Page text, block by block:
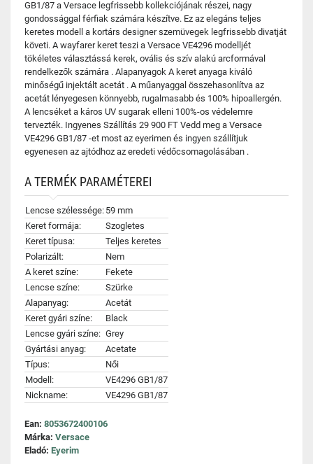
GB1/87 a Versace legfrissebb kollekciójának részei, nagy
gondossággal férfiak számára készítve. Ez az elegáns teljes
keretes modell a kortárs designer szemüvegek legfrissebb divatját
követi. A wayfarer keret teszi a Versace VE4296 modelljét
tökéletes választássá kerek, ovális és szív alakú arcformával
rendelkezők számára . Alapanyagok A keret anyaga kiváló
minőségű injektált acetát . A műanyaggal összehasonlítva az
acetát lényegesen könnyebb, rugalmasabb és 100% hipoallergén.
A lencséket a káros UV sugarak elleni 100%-os védelemre
tervezték. Ingyenes Szállítás 29 900 FT Vedd meg a Versace
VE4296 GB1/87 -et most az eyerimen és ingyen szállítjuk
egyenesen az ajtódhoz az eredeti védőcsomagolásában .
A TERMÉK PARAMÉTEREI
Lencse szélessége: 59 mm
Keret formája:
Szogletes
Keret típusa:
Teljes keretes
Polarizált:
Nem
A keret színe:
Fekete
Lencse színe:
Szürke
Alapanyag:
Acetát
Keret gyári színe:
Black
Lencse gyári színe: Grey
Gyártási anyag:
Acetate
Típus:
Női
Modell:
VE4296 GB1/87
Nickname:
VE4296 GB1/87
Ean: 8053672400106
Márka: Versace
Eladó: Eyerim